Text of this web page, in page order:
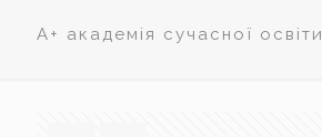
A+ академія сучасної освіти